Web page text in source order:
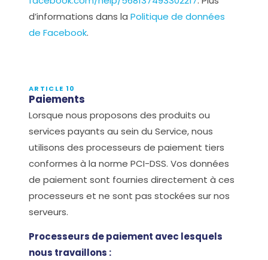
d’informations dans la Politique de données
de Facebook.
ARTICLE 10
Paiements
Lorsque nous proposons des produits ou
services payants au sein du Service, nous
utilisons des processeurs de paiement tiers
conformes à la norme PCI-DSS. Vos données
de paiement sont fournies directement à ces
processeurs et ne sont pas stockées sur nos
serveurs.
Processeurs de paiement avec lesquels
nous travaillons :